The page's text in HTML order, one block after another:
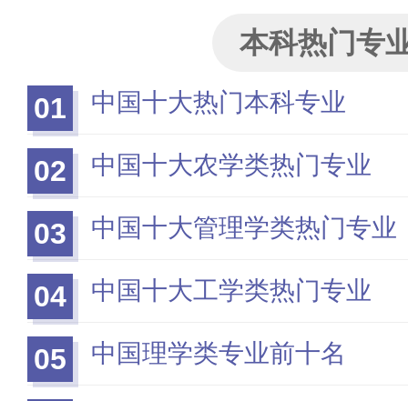
本科热门专
01
中国十大热门本科专业
02 中国十大农学类热门专业
03 中国十大管理学类热门专业
04 中国十大工学类热门专业
05 中国理学类专业前十名